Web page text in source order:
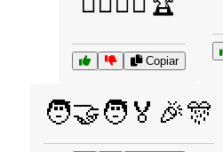
Copiar
🧑‍🤝‍🧑🏅🎉🎊